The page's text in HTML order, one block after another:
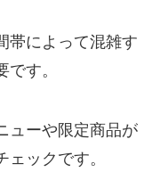
帯によって混雑す
す。
ューや限定商品が
ックです。